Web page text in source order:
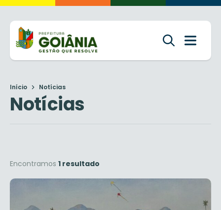
Início Notícias
Notícias
Encontramos 1 resultado